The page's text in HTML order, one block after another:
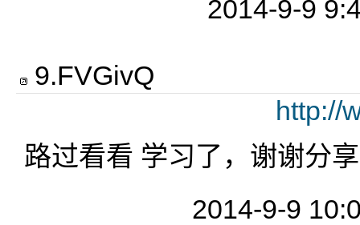
2014-9-9
9.FVGivQ
http://
路过看看 学习了，谢谢分
2014-9-9